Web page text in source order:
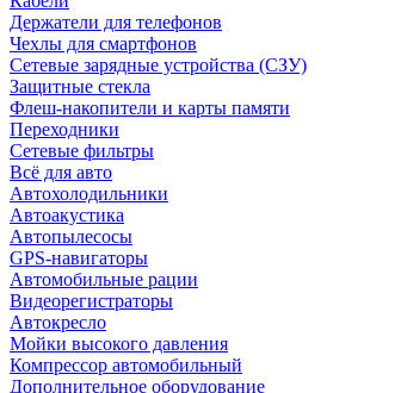
Держатели для телефонов
Чехлы для смартфонов
Сетевые зарядные устройства (СЗУ)
Защитные стекла
Флеш-накопители и карты памяти
Переходники
Сетевые фильтры
Всё для авто
Автохолодильники
Автоакустика
Автопылесосы
GPS-навигаторы
Автомобильные рации
Видеорегистраторы
Автокресло
Мойки высокого давления
Компрессор автомобильный
Дополнительное оборудование